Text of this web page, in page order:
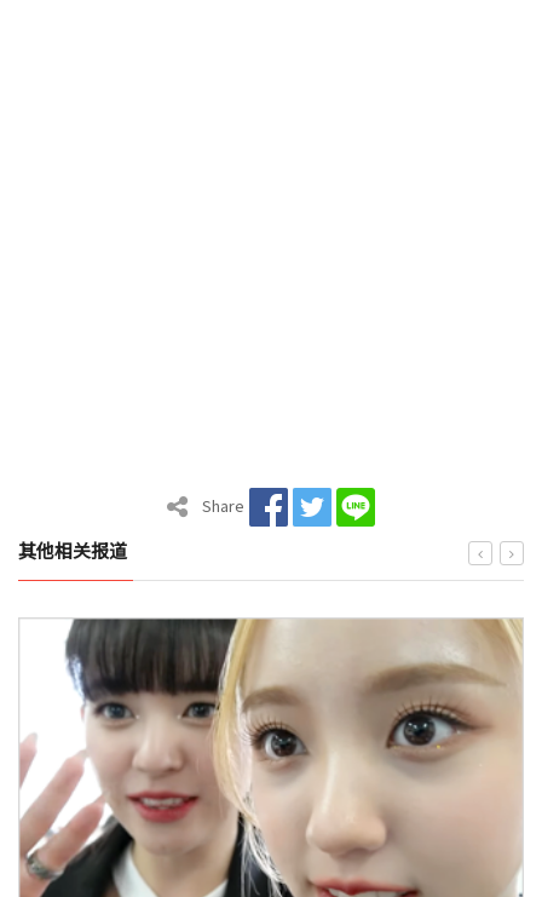
Share
其他相关报道